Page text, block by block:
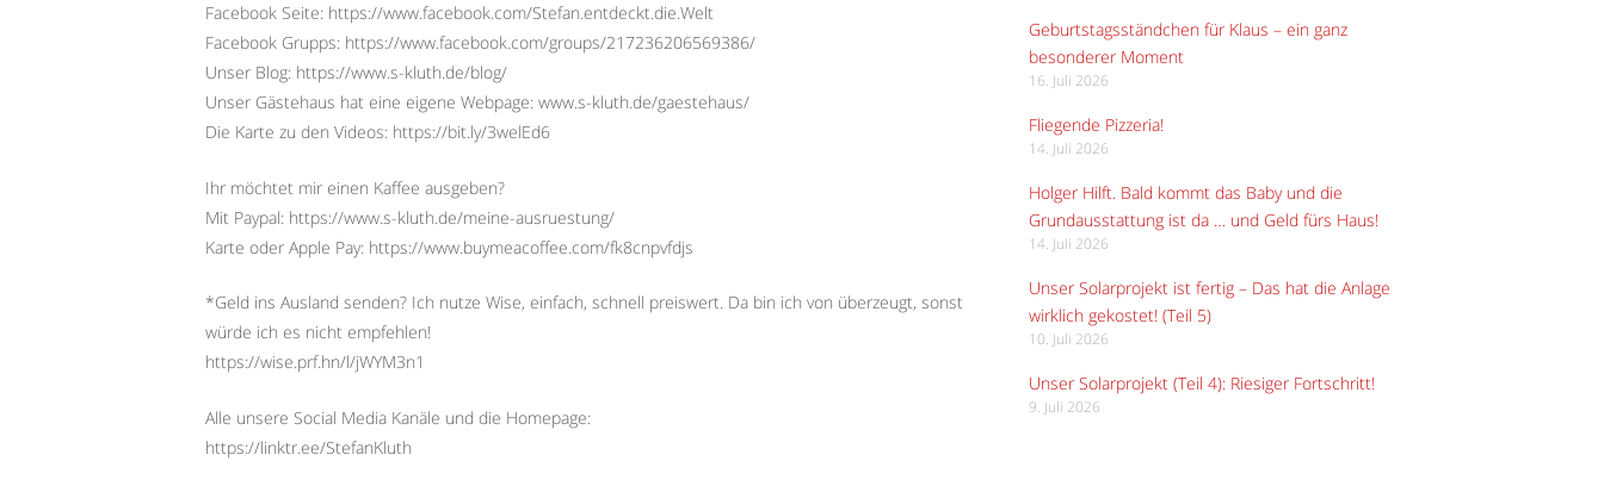
Facebook Seite: https://www.facebook.com/Stefan.entdeckt.die.Welt
Facebook Grupps: https://www.facebook.com/groups/217236206569386/
Unser Blog: https://www.s-kluth.de/blog/
Unser Gästehaus hat eine eigene Webpage: www.s-kluth.de/gaestehaus/
Die Karte zu den Videos: https://bit.ly/3welEd6
Ihr möchtet mir einen Kaffee ausgeben?
Mit Paypal: https://www.s-kluth.de/meine-ausruestung/
Karte oder Apple Pay: https://www.buymeacoffee.com/fk8cnpvfdjs
*Geld ins Ausland senden? Ich nutze Wise, einfach, schnell preiswert. Da bin ich von überzeugt, sonst
würde ich es nicht empfehlen!
https://wise.prf.hn/l/jWYM3n1
Alle unsere Social Media Kanäle und die Homepage:
https://linktr.ee/StefanKluth
Geburtstagsständchen für Klaus – ein ganz
besonderer Moment
16. Juli 2026
Fliegende Pizzeria!
14. Juli 2026
Holger Hilft. Bald kommt das Baby und die
Grundausstattung ist da … und Geld fürs Haus!
14. Juli 2026
Unser Solarprojekt ist fertig – Das hat die Anlage
wirklich gekostet! (Teil 5)
10. Juli 2026
Unser Solarprojekt (Teil 4): Riesiger Fortschritt!
9. Juli 2026